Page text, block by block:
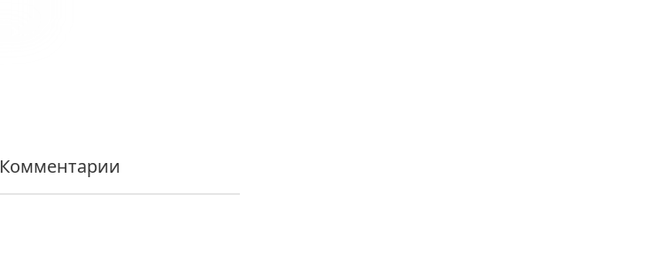
Комментарии